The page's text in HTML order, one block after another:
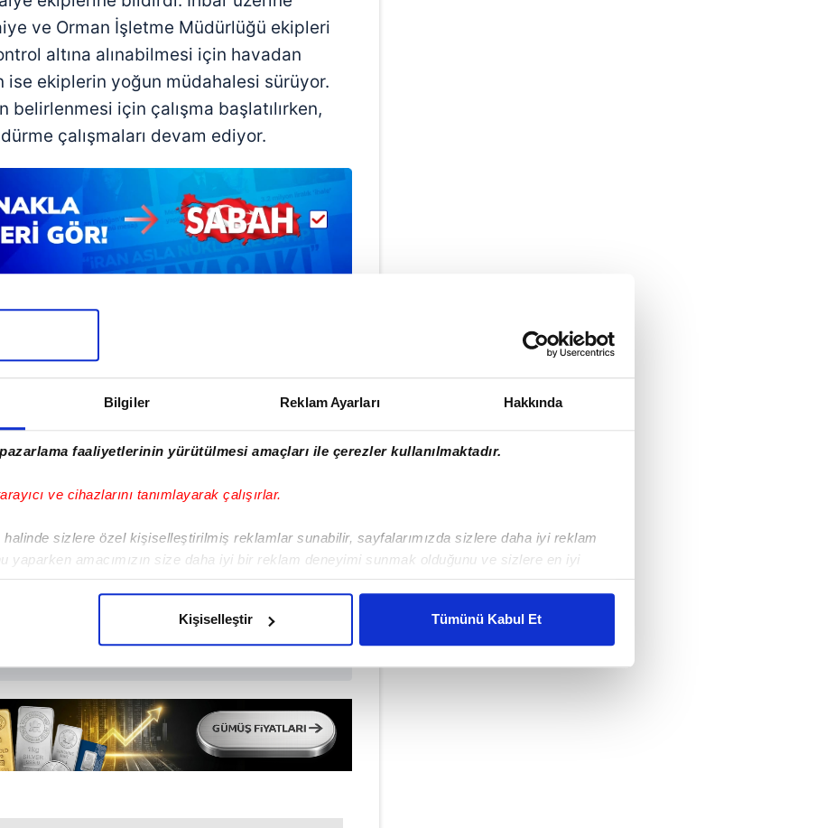
Bilgiler Reklam Ayarları Hakkında
faaliyetlerinin yürütülmesi amaçları ile çerezler kullanılmaktadır.
ve cihazlarını tanımlayarak çalışırlar.
sizlere özel kişiselleştirilmiş reklamlar sunabilir, sayfalarımızda sizlere daha iyi reklam
yaparken amacımızın size daha iyi bir reklam deneyimi sunmak olduğunu ve sizlere en iyi
gelen çabayı gösterdiğimizi ve bu noktada, reklamların maliyetlerimizi karşılamak
bu çerezlere izin vermedikleri takdirde, kullanıcılara hedefli reklamlar gösterilmeyecektir."
kişisel verileriniz işlenmekte olup gerekli olan çerezler bilgi toplumu hizmetlerinin sunulması
Diğer çerezler, sitemizin daha işlevsel kılınması ve kişiselleştirilmesi ve sizlere yönelik
yapılması, amaçlarıyla sınırlı olarak açık rızanız dahilinde kullanılacaktır.
Bilgilendirme Metnimiziziyaret edebilirsiniz.
Kişiselleştir Tümünü Kabul Et
ve Orman İşletme Müdürlüğü ekipleri
altına alınabilmesi için havadan
ise ekiplerin yoğun müdahalesi sürüyor.
belirlenmesi için çalışma başlatılırken,
çalışmaları devam ediyor.
#ANKARA
İndirin